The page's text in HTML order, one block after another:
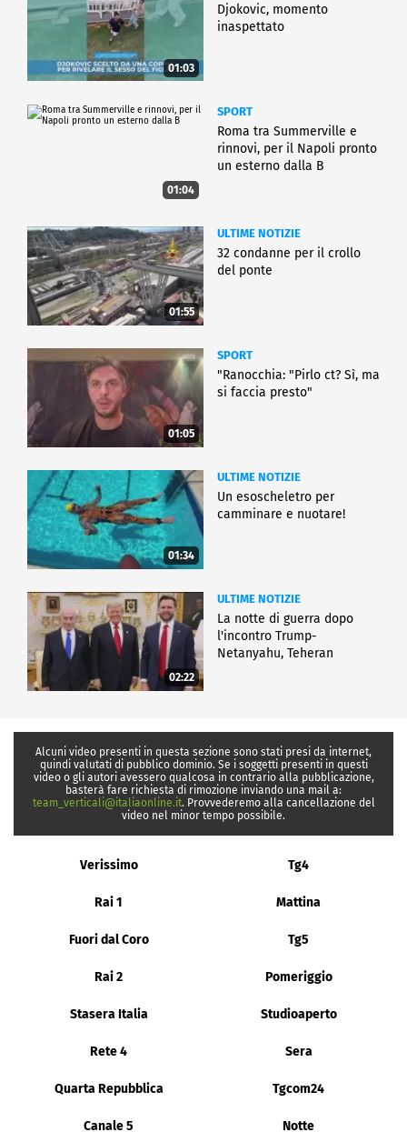
01:03
Djokovic, momento
inaspettato
01:04
SPORT
Roma tra Summerville e
rinnovi, per il Napoli pronto
un esterno dalla B
01:55
ULTIME NOTIZIE
32 condanne per il crollo
del ponte
01:05
SPORT
"Ranocchia: "Pirlo ct? Sì, ma
si faccia presto"
01:34
ULTIME NOTIZIE
Un esoscheletro per
camminare e nuotare!
02:22
ULTIME NOTIZIE
La notte di guerra dopo
l'incontro Trump-
Netanyahu, Teheran
Alcuni video presenti in questa sezione sono stati presi da internet,
quindi valutati di pubblico dominio. Se i soggetti presenti in questi
video o gli autori avessero qualcosa in contrario alla pubblicazione,
basterà fare richiesta di rimozione inviando una mail a:
team_verticali@italiaonline.it. Provvederemo alla cancellazione del
video nel minor tempo possibile.
Verissimo Tg4
Rai 1 Mattina
Fuori dal Coro Tg5
Rai 2 Pomeriggio
Stasera Italia Studioaperto
Rete 4 Sera
Quarta Repubblica Tgcom24
Canale 5 Notte